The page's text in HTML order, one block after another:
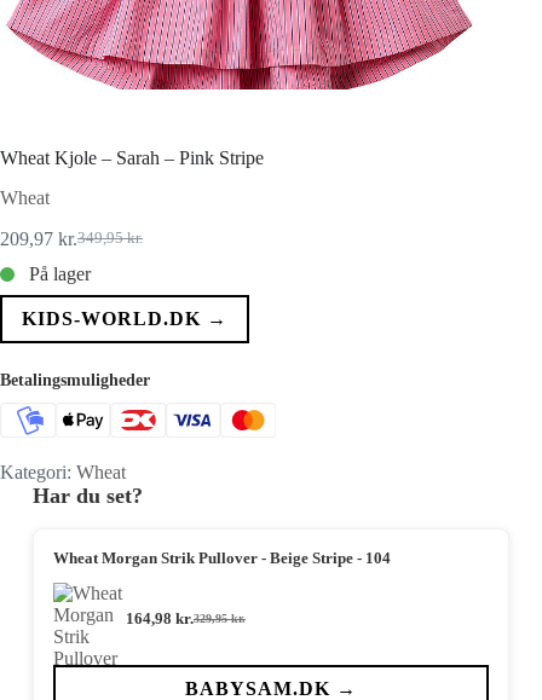
Wheat Kjole – Sarah – Pink Stripe
Wheat
349,95kr.
Den
oprindelige
pris
var:
209,97 kr.Den
aktuelle
pris
er:
På lager
KIDS-WORLD.DK →
Betalingsmuligheder
Kategori: Wheat
Har du set?
Wheat Morgan Strik Pullover - Beige Stripe - 104
329,95kr.
Den
pris
var:
164,98 kr.Den
pris
er:
BABYSAM.DK →